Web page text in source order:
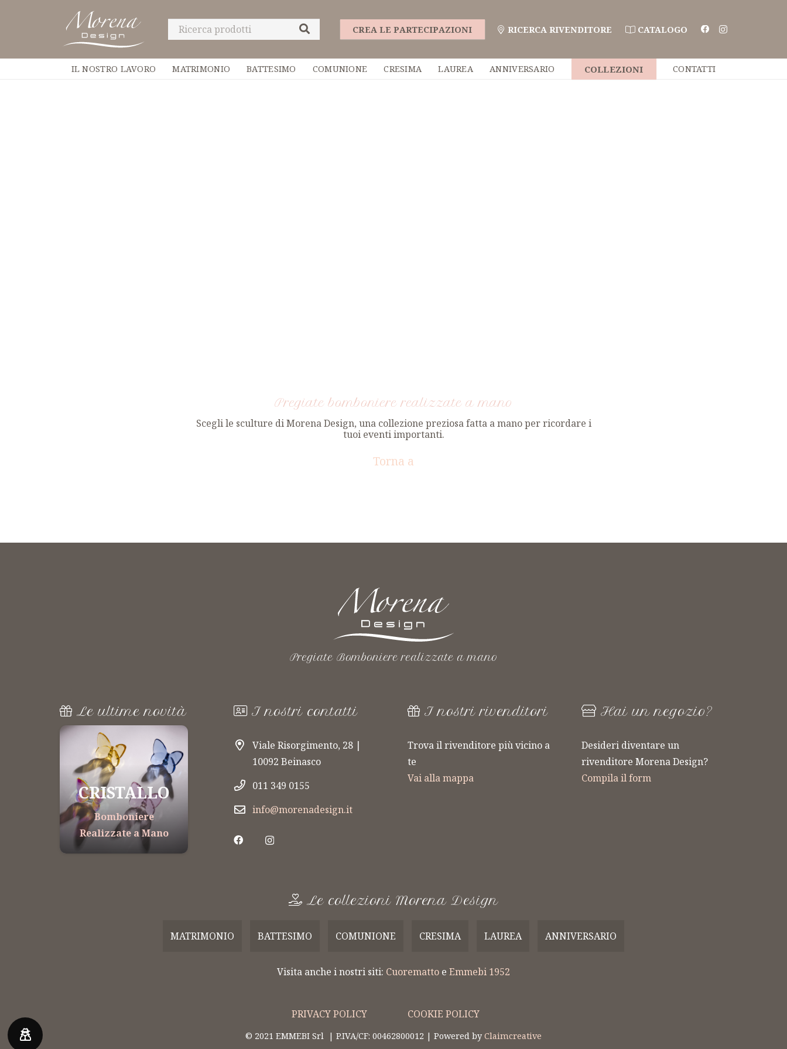
CREA LE PARTECIPAZIONI RICERCA RIVENDITORE CATALOGO
IL NOSTRO LAVORO MATRIMONIO BATTESIMO COMUNIONE CRESIMA LAUREA ANNIVERSARIO COLLEZIONI CONTATTI
Pregiate bomboniere realizzate a mano
Scegli le sculture di Morena Design, una collezione preziosa fatta a mano per ricordare i
tuoi eventi importanti.
Torna a
Pregiate Bomboniere realizzate a mano
Le ultime novità
CRISTALLO
Bomboniere
Realizzate a Mano
PORTAFOTO
Bomboniere
Realizzate a Mano
LINEA
LINEA
ARTICOLI
I nostri contatti
Viale Risorgimento, 28 |
10092 Beinasco
011 349 0155
info@morenadesign.it
I nostri rivenditori
Trova il rivenditore più vicino a
te
Vai alla mappa
Hai un negozio?
Desideri diventare un
rivenditore Morena Design?
Compila il form
Le collezioni Morena Design
MATRIMONIO BATTESIMO COMUNIONE CRESIMA LAUREA ANNIVERSARIO
Visita anche i nostri siti: Cuorematto e Emmebi 1952
PRIVACY POLICY COOKIE POLICY
© 2021 EMMEBI Srl | P.IVA/CF: 00462800012 | Powered by Claimcreative